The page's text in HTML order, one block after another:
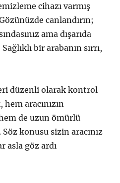
cihazı varmış
canlandırın;
ama dışarıda
bir arabanın sırrı,
düzenli olarak kontrol
aracınızın
de uzun ömürlü
konusu sizin aracınız
asla göz ardı